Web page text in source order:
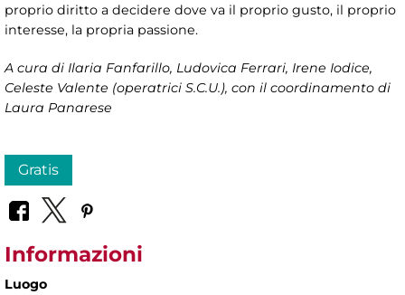
proprio diritto a decidere dove va il proprio gusto, il proprio
interesse, la propria passione.
A cura di Ilaria Fanfarillo, Ludovica Ferrari, Irene Iodice,
Celeste Valente (operatrici S.C.U.), con il coordinamento di
Laura Panarese
Gratis
Informazioni
Luogo